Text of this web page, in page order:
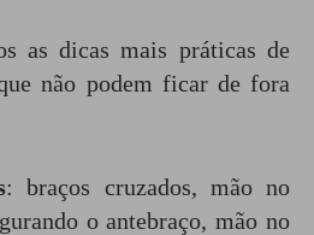
as dicas mais práticas de
não podem ficar de fora
: braços cruzados, mão no
o antebraço, mão no